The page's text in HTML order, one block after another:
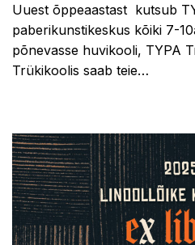
Uuest õppeaastast kutsub
paberikunstikeskus kõiki 7-
põnevasse huvikooli, TYPA
Trükikoolis saab teie…